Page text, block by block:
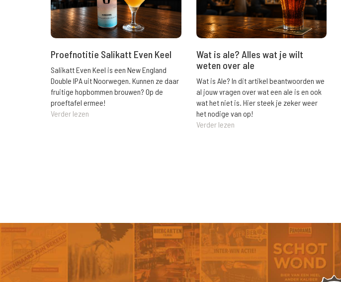
Proefnotitie Salikatt Even Keel
Salikatt Even Keel is een New England
Double IPA uit Noorwegen. Kunnen ze daar
fruitige hopbommen brouwen? Op de
proeftafel ermee!
Verder lezen
Wat is ale? Alles wat je wilt
weten over ale
Wat is Ale? In dit artikel beantwoorden we
al jouw vragen over wat een ale is en ook
wat het niet is. Hier steek je zeker weer
het nodige van op!
Verder lezen